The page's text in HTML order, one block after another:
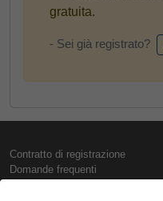
gratuita.
- Sei già registrato?
Contratto di registrazione
Domande frequenti